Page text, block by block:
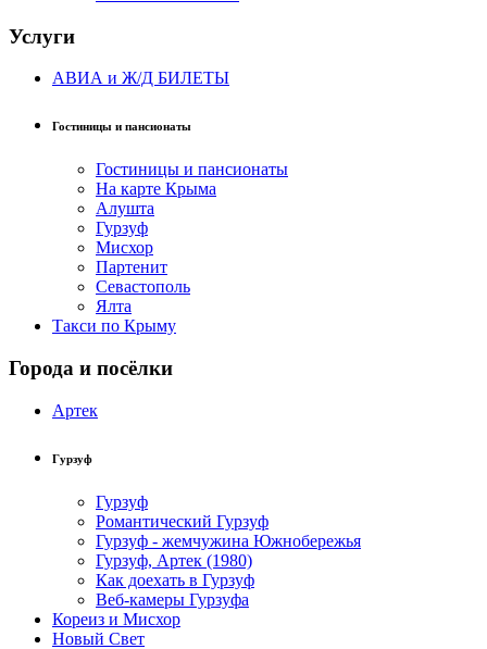
Услуги
АВИА и Ж/Д БИЛЕТЫ
Гостиницы и пансионаты
Гостиницы и пансионаты
На карте Крыма
Алушта
Гурзуф
Мисхор
Партенит
Севастополь
Ялта
Такси по Крыму
Города и посёлки
Артек
Гурзуф
Гурзуф
Романтический Гурзуф
Гурзуф - жемчужина Южнобережья
Гурзуф, Артек (1980)
Как доехать в Гурзуф
Веб-камеры Гурзуфа
Кореиз и Мисхор
Новый Свет